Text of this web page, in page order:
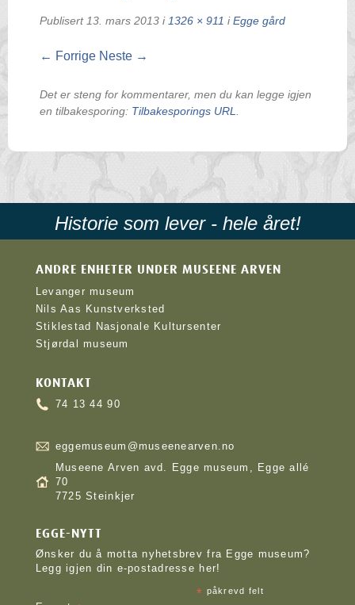
Publisert 13. mars 2013 i 1326 × 911 i Egge gård
← Forrige Neste →
Det er steng for kommentarer, men du kan legge igjen
en tilbakesporing: Tilbakesporings URL
Historie som lever - hele året!
ANDRE ENHETER UNDER MUSEENE ARVEN
Levanger museum
Nils Aas Kunstverksted
Stiklestad Nasjonale Kultursenter
Stjørdal museum
KONTAKT
74 13 44 90
eggemuseum@museenearven.no
Museene Arven avd. Egge museum, Egge allé
70
7725 Steinkjer
EGGE-NYTT
Ønsker du å motta nyhetsbrev fra Egge museum?
Legg igjen din e-postadresse her!
* påkrevd felt